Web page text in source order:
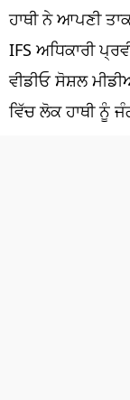
ਲਾਈਫ ਸਟਾਈਲ
ਪੰਜਾਬ
ਧਰਮ
ਹਾਥੀ ਨੇ ਆਪਣੀ
IFS ਅਧਿਕਾਰੀ
ਵੀਡੀਓ ਸੋਸ਼ਲ
ਵਿੱਚ ਲੋਕ ਹਾਥੀ ਨੂੰ